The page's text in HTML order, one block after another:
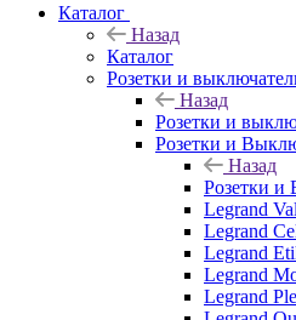
Каталог
Назад
Каталог
Розетки и
Назад
Розетки и
Розетки и
Назад
Розетки и
Legrand
Legrand
Legrand
Legrand
Legrand